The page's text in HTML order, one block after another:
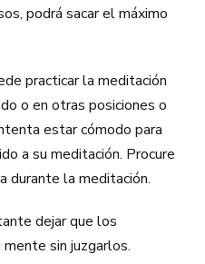
podrá sacar el máximo
practicar la meditación
o en otras posiciones o
estar cómodo para
a su meditación. Procure
durante la meditación.
dejar que los
sin juzgarlos.